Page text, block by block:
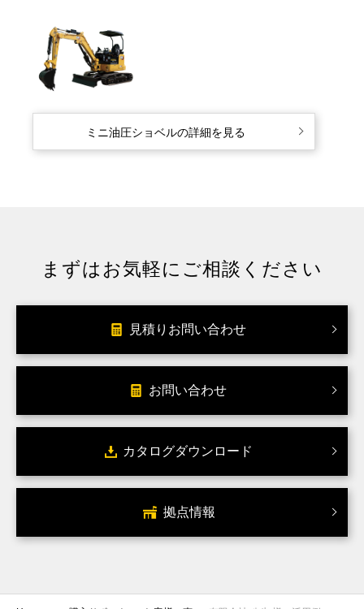
ミニ油圧ショベルの詳細を見る
まずはお気軽にご相談ください
見積りお問い合わせ
お問い合わせ
カタログダウンロード
拠点情報